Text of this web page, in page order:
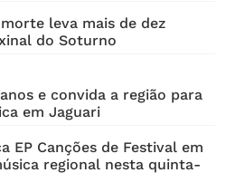
leva mais de dez
do Soturno
e convida a região para
em Jaguari
EP Canções de Festival em
regional nesta quinta-